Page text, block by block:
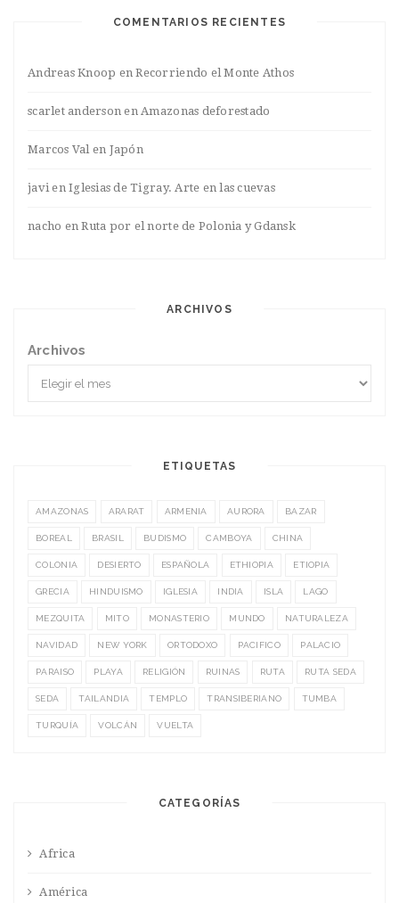
COMENTARIOS RECIENTES
Andreas Knoop enRecorriendo el Monte Athos
scarlet anderson enAmazonas deforestado
Marcos Valen Japón
javienIglesias de Tigray. Arte en las cuevas
nacho enRuta por el norte de Polonia y Gdansk
ARCHIVOS
Archivos
ETIQUETAS
AMAZONAS ARARAT ARMENIA AURORA BAZAR
BOREAL BRASIL BUDISMO CAMBOYA CHINA
COLONIA DESIERTO ESPAÑOLA ETHIOPIA ETIOPIA
GRECIA HINDUISMO IGLESIA INDIA ISLA LAGO
MEZQUITA MITO MONASTERIO MUNDO NATURALEZA
NAVIDAD NEW YORK ORTODOXO PACIFICO PALACIO
PARAISO PLAYA RELIGIÓN RUINAS RUTA RUTA SEDA
SEDA TAILANDIA TEMPLO TRANSIBERIANO TUMBA
TURQUÍA VOLCÁN VUELTA
CATEGORÍAS
Africa
América